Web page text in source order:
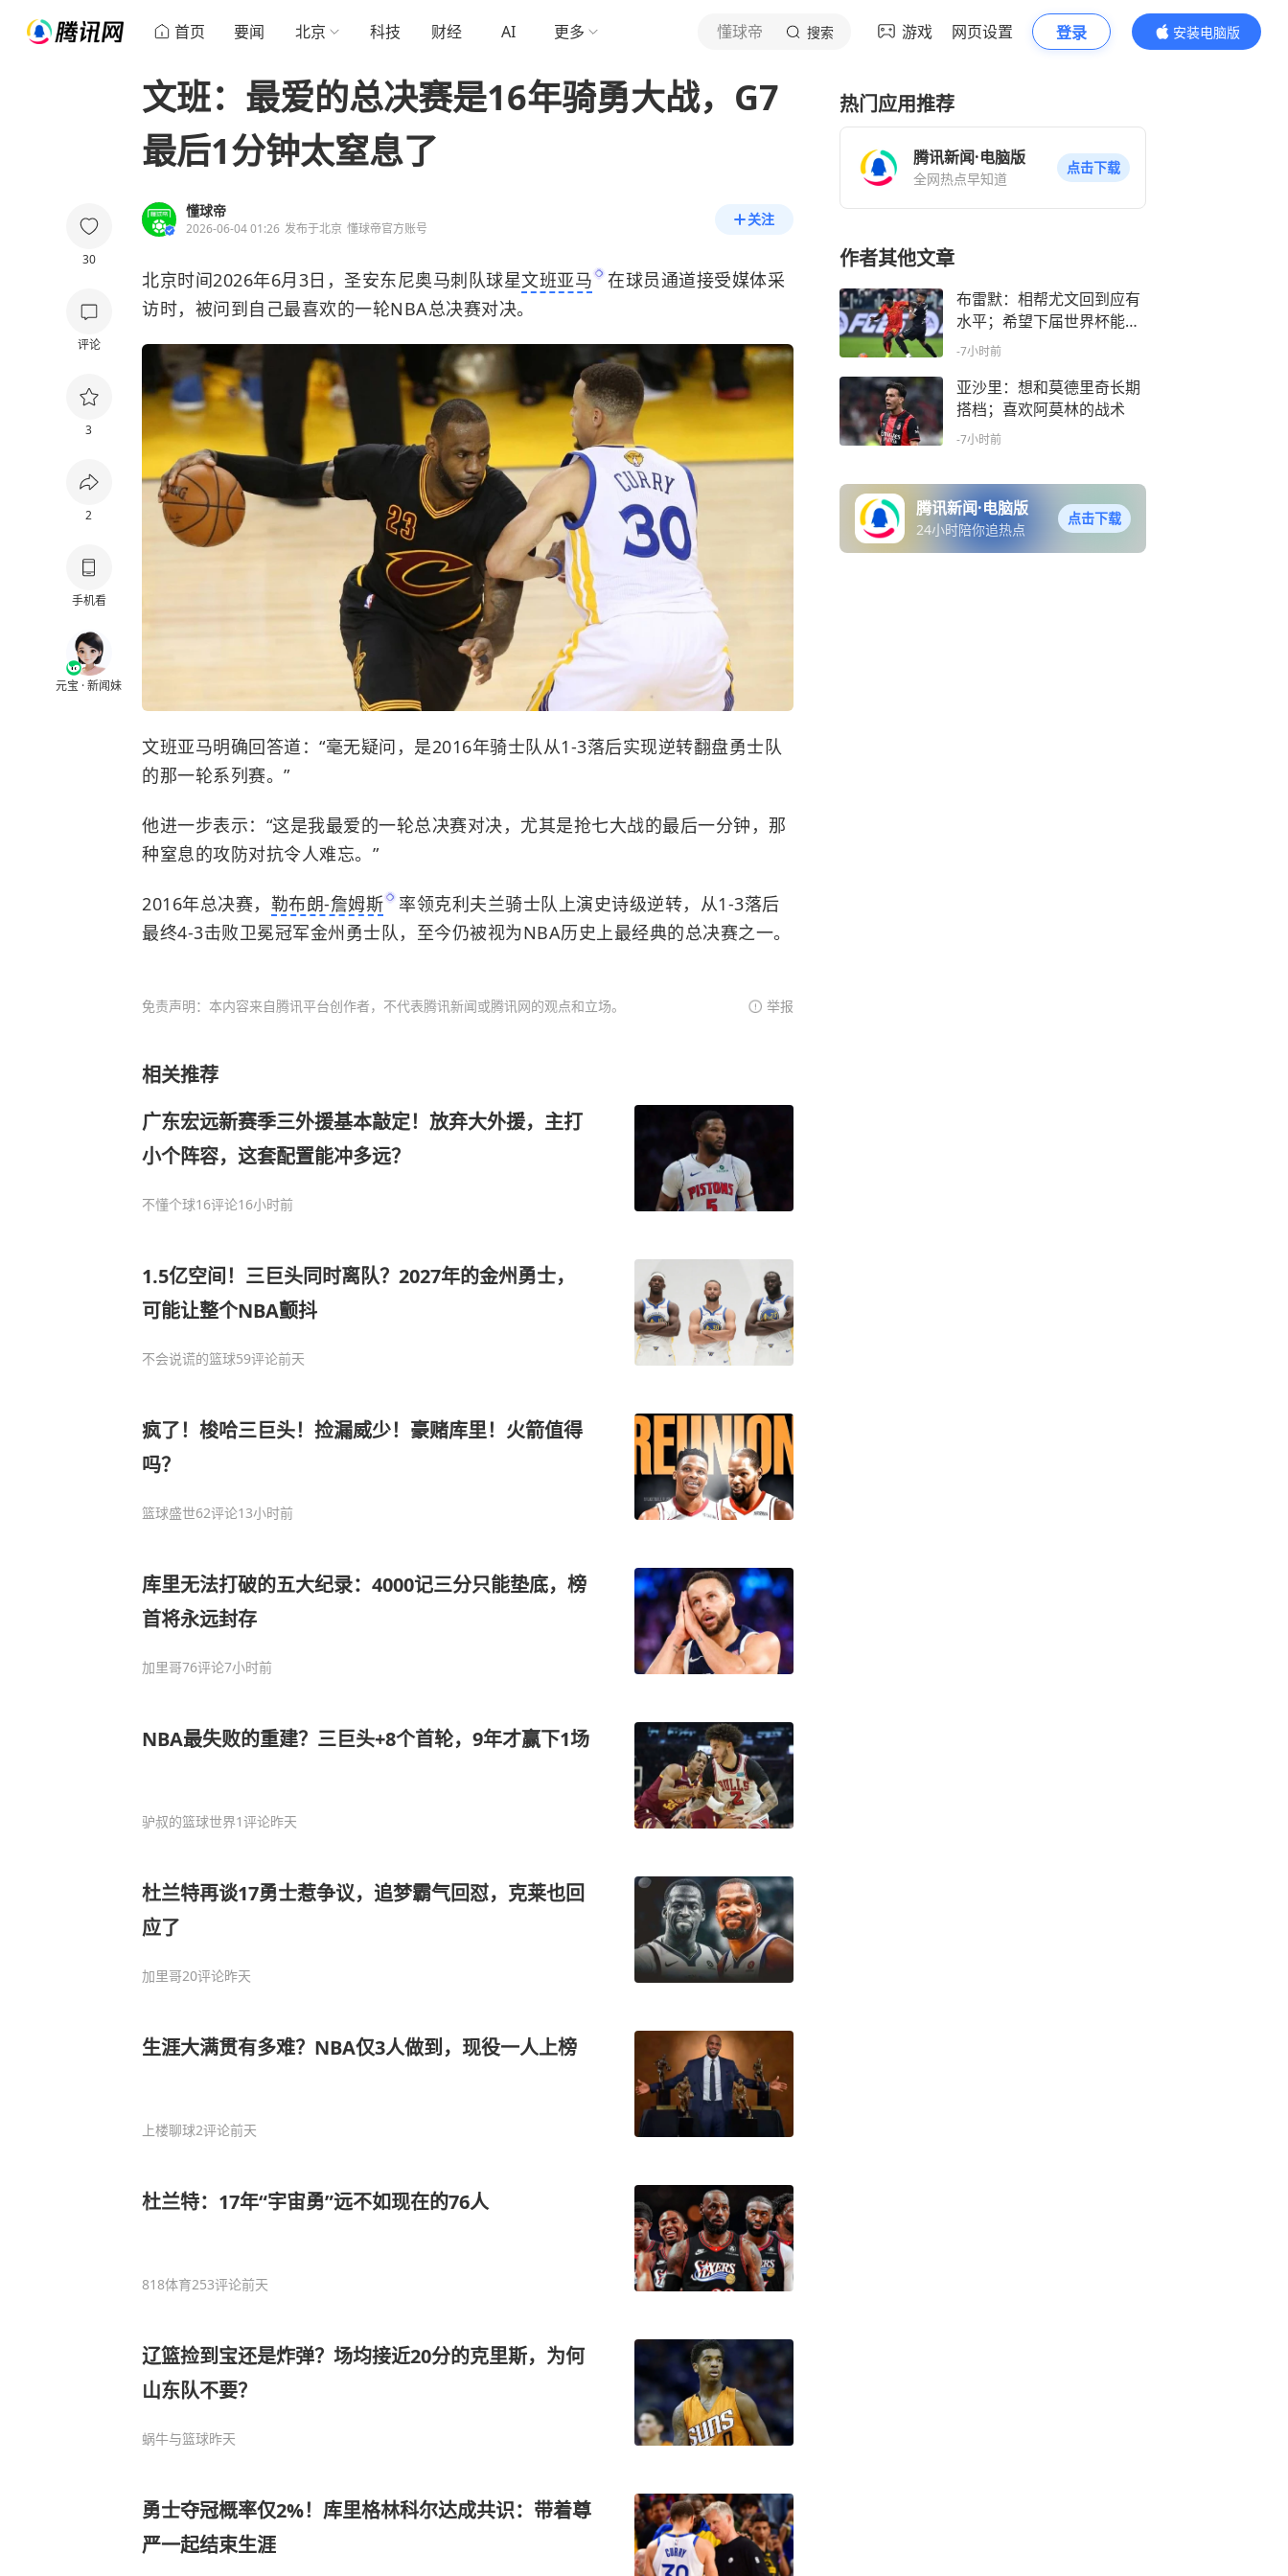
首页 要闻 北京 科技 财经 AI 更多 懂球帝 搜索 游戏 网页设置 登录
安装电脑版
内容更精彩
30
评论
3
2
手机看
元宝 · 新闻妹
文班：最爱的总决赛是16年骑勇大战，G7
最后1分钟太窒息了
懂球帝
2026-06-04 01:26 发布于北京 懂球帝官方账号
关注
北京时间2026年6月3日， 圣安东尼奥马刺队球星文班亚马
在球员通道接受媒体采
访时，被问到自己最喜欢的一轮NBA总决赛对决。
文班亚马明确回答道：“毫无疑问，是2016年骑士队从1-3落后实现逆转翻盘勇士队
的那一轮系列赛。”
他进一步表示：“这是我最爱的一轮总决赛对决，尤其是抢七大战的最后一分钟，那
种窒息的攻防对抗令人难忘。”
2016年总决赛， 勒布朗-詹姆斯
率领克利夫兰骑士队上演史诗级逆转，从1-3落后
最终4-3击败卫冕冠军金州勇士队 ，至今仍被视为NBA历史上最经典的总决赛之一。
免责声明：本内容来自腾讯平台创作者，不代表腾讯新闻或腾讯网的观点和立场。 举报
相关推荐
广东宏远新赛季三外援基本敲定！放弃大外援，主打
小个阵容，这套配置能冲多远？
不懂个球16评论16小时前
1.5亿空间！三巨头同时离队？2027年的金州勇士，
可能让整个NBA颤抖
不会说谎的篮球59评论前天
疯了！梭哈三巨头！捡漏威少！豪赌库里！火箭值得
吗？
篮球盛世62评论13小时前
库里无法打破的五大纪录：4000记三分只能垫底，榜
首将永远封存
加里哥76评论7小时前
NBA最失败的重建？三巨头+8个首轮，9年才赢下1场
驴叔的篮球世界1评论昨天
杜兰特再谈17勇士惹争议，追梦霸气回怼，克莱也回
应了
加里哥20评论昨天
生涯大满贯有多难？NBA仅3人做到，现役一人上榜
上楼聊球2评论前天
杜兰特：17年“宇宙勇”远不如现在的76人
818体育253评论前天
辽篮捡到宝还是炸弹？场均接近20分的克里斯，为何
山东队不要？
蜗牛与篮球昨天
勇士夺冠概率仅2%！库里格林科尔达成共识：带着尊
严一起结束生涯
热门应用推荐
腾讯新闻·电脑版
全网热点早知道
点击下载
作者其他文章
布雷默：相帮尤文回到应有
水平；希望下届世界杯能成
主角
-7小时前
亚沙里：想和莫德里奇长期
搭档；喜欢阿莫林的战术
-7小时前
腾讯新闻·电脑版
24小时陪你追热点
点击下载